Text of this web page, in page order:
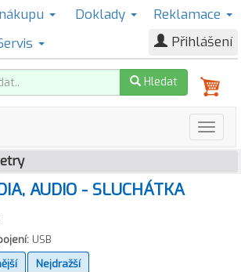
Doklady
Reklamace
Přihlášení
Hledat
AUDIO - SLUCHÁTKA
USB
Nejdražší